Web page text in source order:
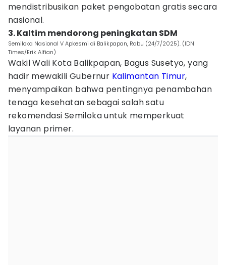
mendistribusikan paket pengobatan gratis secara
nasional.
3. Kaltim mendorong peningkatan SDM
Semiloka Nasional V Apkesmi di Balikpapan, Rabu (24/7/2025). (IDN
Times/Erik Alfian)
Wakil Wali Kota Balikpapan, Bagus Susetyo, yang
hadir mewakili Gubernur Kalimantan Timur,
menyampaikan bahwa pentingnya penambahan
tenaga kesehatan sebagai salah satu
rekomendasi Semiloka untuk memperkuat
layanan primer.